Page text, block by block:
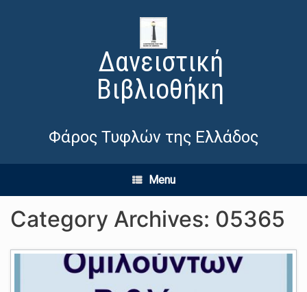
Δανειστική
Βιβλιοθήκη
Φάρος Τυφλών της Ελλάδος
Menu
Category Archives: 05365